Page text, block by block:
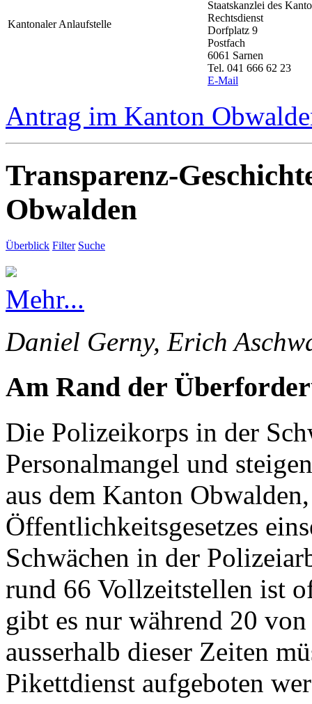
Kantonaler Anlaufstelle
Staatskanzlei des
Rechtsdienst
Dorfplatz 9
Postfach
6061 Sarnen
Tel. 041 666 62 23
E-Mail
Antrag im Kanton
Transparenz-
Obwalden
Überblick Filter Suche
Mehr...
Daniel Gerny, Erich
Am Rand der
Die Polizeikorps in der
Personalmangel und
aus dem Kanton
Öffentlichkeitsgesetzes
Schwächen in der
rund 66 Vollzeitstellen ist
gibt es nur während 20
ausserhalb dieser Zeiten
Pikettdienst aufgeboten